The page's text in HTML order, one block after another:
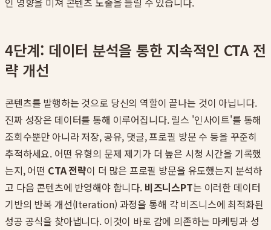
4단계: 데이터 분석을 통한 지속적인 CTA 전
략 개선
콘텐츠를 발행하는 것으로 당신의 역할이 끝나는 것이 아닙니다.
진짜 성장은 데이터를 통해 이루어집니다. 릴스 '인사이트'를 통해
조회수뿐만 아니라 저장, 공유, 댓글, 프로필 방문 수 등을 꾸준히
추적하세요. 어떤 유형의 문제 제기가 더 높은 시청 시간을 기록했
는지, 어떤 CTA 전략이 더 많은 프로필 방문을 유도했는지 분석하
고 다음 콘텐츠에 반영해야 합니다. 비즈니스PT는 이러한 데이터
기반의 반복 개선(Iteration) 과정을 통해 각 비즈니스에 최적화된
성공 공식을 찾아냅니다. 이것이 바로 감에 의존하는 마케팅과 성